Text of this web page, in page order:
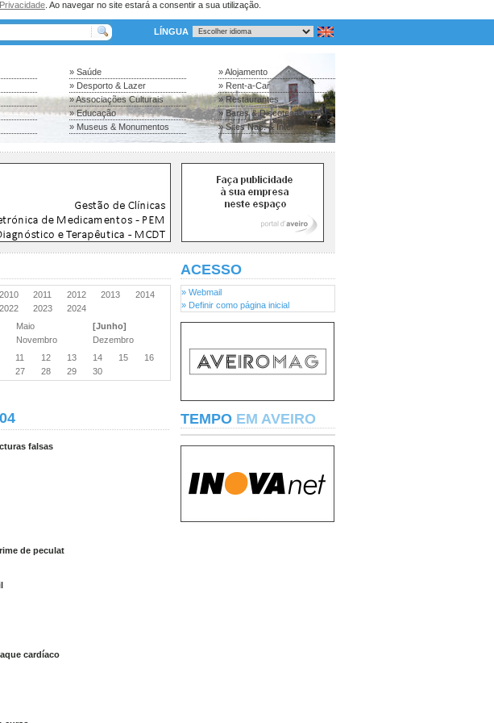
. Ao navegar no site estará a consentir a sua utilização.
LÍNGUA
» Saúde
» Desporto & Lazer
» Associações Culturais
» Educação
» Museus & Monumentos
» Alojamento
» Rent-a-Car
» Restaurantes
» Bares & Discotecas
» Sites Nac. & Inter.
2010 2011 2012 2013
2014
2022 2023
2024
Maio
[Junho]
Novembro
Dezembro
11 12 13 14 15
16
27 28 29 30
falsas
de peculat
cardíaco
ACESSO
» Webmail
» Definir como página inicial
TEMPO EM AVEIRO